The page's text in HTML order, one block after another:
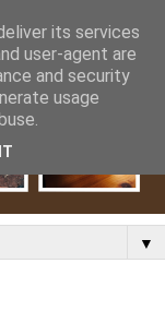
▼
its services
user-agent are
and security
usage